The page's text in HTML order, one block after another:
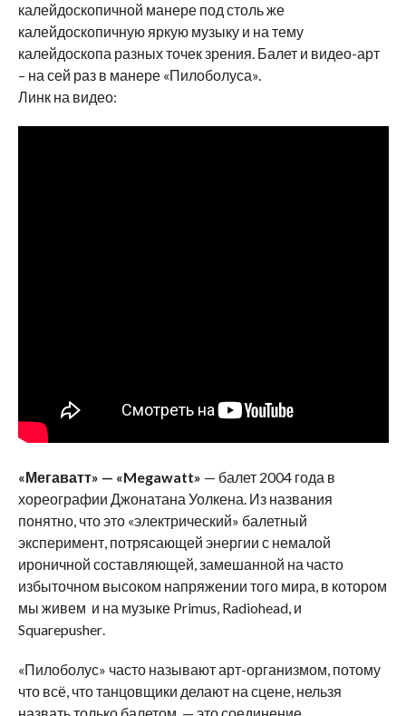
калейдоскопичной манере под столь же
калейдоскопичную яркую музыку и на тему
калейдоскопа разных точек зрения. Балет и видео-арт
– на сей раз в манере «Пилоболуса».
Линк на видео:
«Мегаватт» — «Megawatt» — балет 2004 года в
хореографии Джонатана Уолкена. Из названия
понятно, что это «электрический» балетный
эксперимент, потрясающей энергии с немалой
ироничной составляющей, замешанной на часто
избыточном высоком напряжении того мира, в котором
мы живем и на музыке Primus, Radiohead, и
Squarepusher.
«Пилоболус» часто называют арт-организмом, потому
что всё, что танцовщики делают на сцене, нельзя